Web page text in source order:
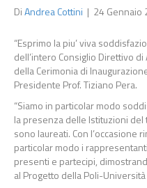
DiAndrea Cottini | 24 Gennaio
“Esprimo la piu’ viva
dell’intero Consiglio Direttivo di
della Cerimonia di
Presidente Prof. Tiziano Pera.
“Siamo in particolar modo
la presenza delle Istituzioni
sono laureati. Con l’occasione
particolar modo i
presenti e partecipi,
al Progetto della Poli-Università